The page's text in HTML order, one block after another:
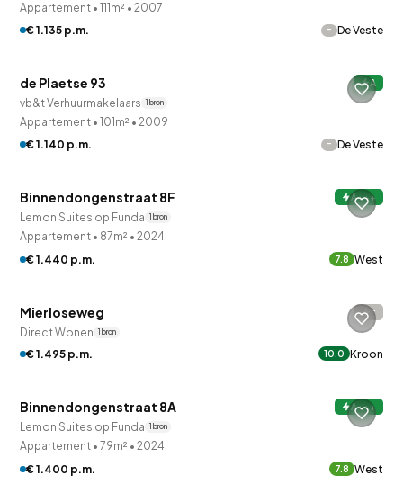
Appartement • 111m² • 2007
€ 1.135 p.m.
- De Veste
Onder optie
de Plaetse 93 A
vb&t Verhuurmakelaars 1 bron
Appartement • 101m² • 2009
€ 1.140 p.m.
- De Veste
Binnendongenstraat 8F A+++
Lemon Suites op Funda 1 bron
Appartement • 87m² • 2024
€ 1.440 p.m.
7.8 West
QUICKLANE™
Betaald reageren
Mierloseweg -
Direct Wonen 1 bron
€ 1.495 p.m. 10.0 Kroon
Onder optie
Binnendongenstraat 8A A+++
Lemon Suites op Funda 1 bron
Appartement • 79m² • 2024
€ 1.400 p.m.
7.8 West
QUICKLANE™